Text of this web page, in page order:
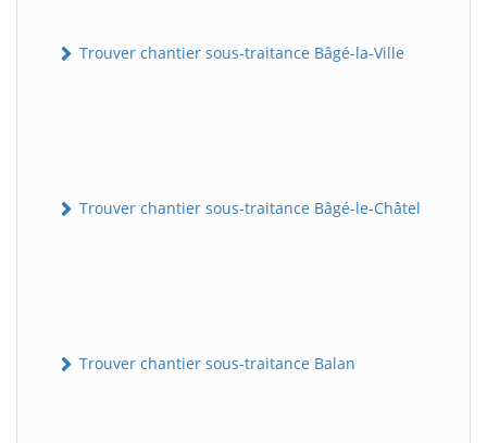
Trouver chantier sous-traitance Bâgé-la-Ville
Trouver chantier sous-traitance Bâgé-le-Châtel
Trouver chantier sous-traitance Balan